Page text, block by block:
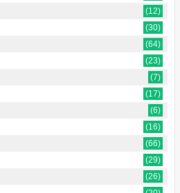
(12)
(30)
(64)
(23)
(7)
(17)
(6)
(16)
(66)
(29)
(26)